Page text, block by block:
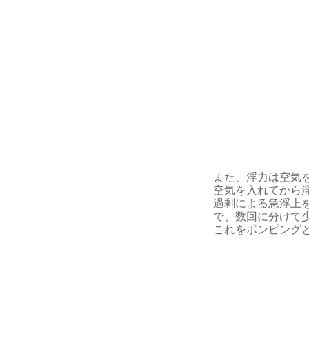
また、浮力は空気
空気を入れてから
過剰による急浮上
で、数回に分けて
これをポンピング